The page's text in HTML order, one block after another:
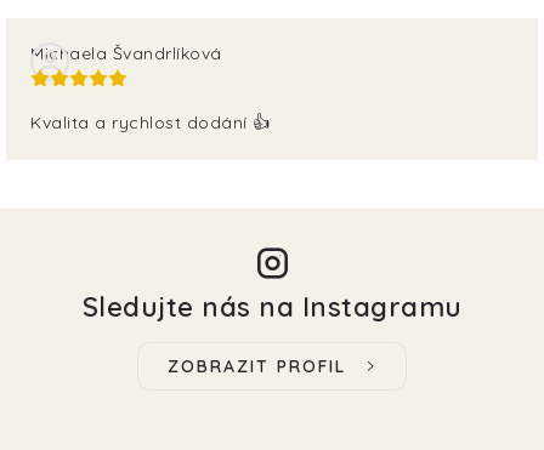
Michaela Švandrlíková
Kvalita a rychlost dodání 👍
Sledujte nás na Instagramu
ZOBRAZIT PROFIL